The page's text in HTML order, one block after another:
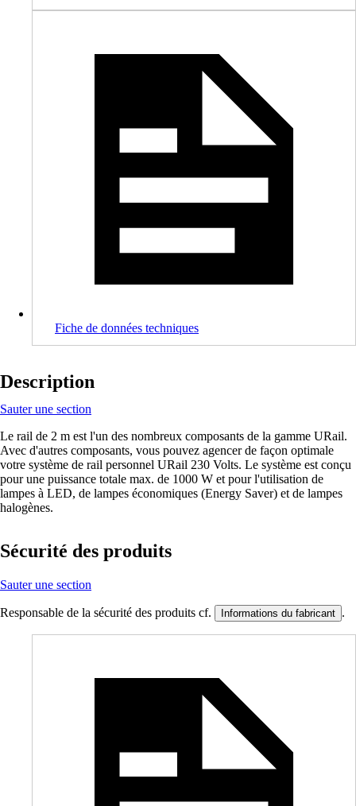
Fiche de données techniques
Description
Sauter une section
Le rail de 2 m est l'un des nombreux composants de la gamme URail.
Avec d'autres composants, vous pouvez agencer de façon optimale
votre système de rail personnel URail 230 Volts. Le système est conçu
pour une puissance totale max. de 1000 W et pour l'utilisation de
lampes à LED, de lampes économiques (Energy Saver) et de lampes
halogènes.
Sécurité des produits
Sauter une section
Responsable de la sécurité des produits cf. Informations du fabricant .